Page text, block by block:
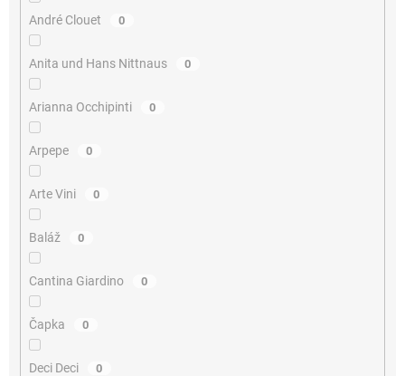
André Clouet 0
Anita und Hans Nittnaus 0
Arianna Occhipinti 0
Arpepe 0
Arte Vini 0
Baláž 0
Cantina Giardino 0
Čapka 0
Deci Deci 0